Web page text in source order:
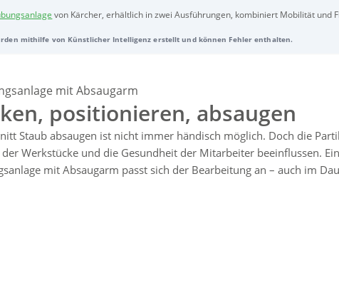
von Kärcher, erhältlich in zwei Ausführungen, kombiniert Mobilität und
sowohl die Gesundheit der Mitarbeiter als auch die Qualität der Werkstücke.
mithilfe von Künstlicher Intelligenz erstellt und können Fehler enthalten.
mit Absaugarm
positionieren, absaugen
Staub absaugen ist nicht immer händisch möglich. Doch die
Werkstücke und die Gesundheit der Mitarbeiter beeinflussen.
mit Absaugarm passt sich der Bearbeitung an – auch im